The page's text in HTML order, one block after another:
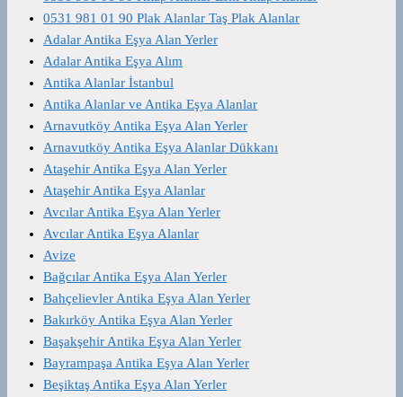
0531 981 01 90 Plak Alanlar Taş Plak Alanlar
Adalar Antika Eşya Alan Yerler
Adalar Antika Eşya Alım
Antika Alanlar İstanbul
Antika Alanlar ve Antika Eşya Alanlar
Arnavutköy Antika Eşya Alan Yerler
Arnavutköy Antika Eşya Alanlar Dükkanı
Ataşehir Antika Eşya Alan Yerler
Ataşehir Antika Eşya Alanlar
Avcılar Antika Eşya Alan Yerler
Avcılar Antika Eşya Alanlar
Avize
Bağcılar Antika Eşya Alan Yerler
Bahçelievler Antika Eşya Alan Yerler
Bakırköy Antika Eşya Alan Yerler
Başakşehir Antika Eşya Alan Yerler
Bayrampaşa Antika Eşya Alan Yerler
Beşiktaş Antika Eşya Alan Yerler